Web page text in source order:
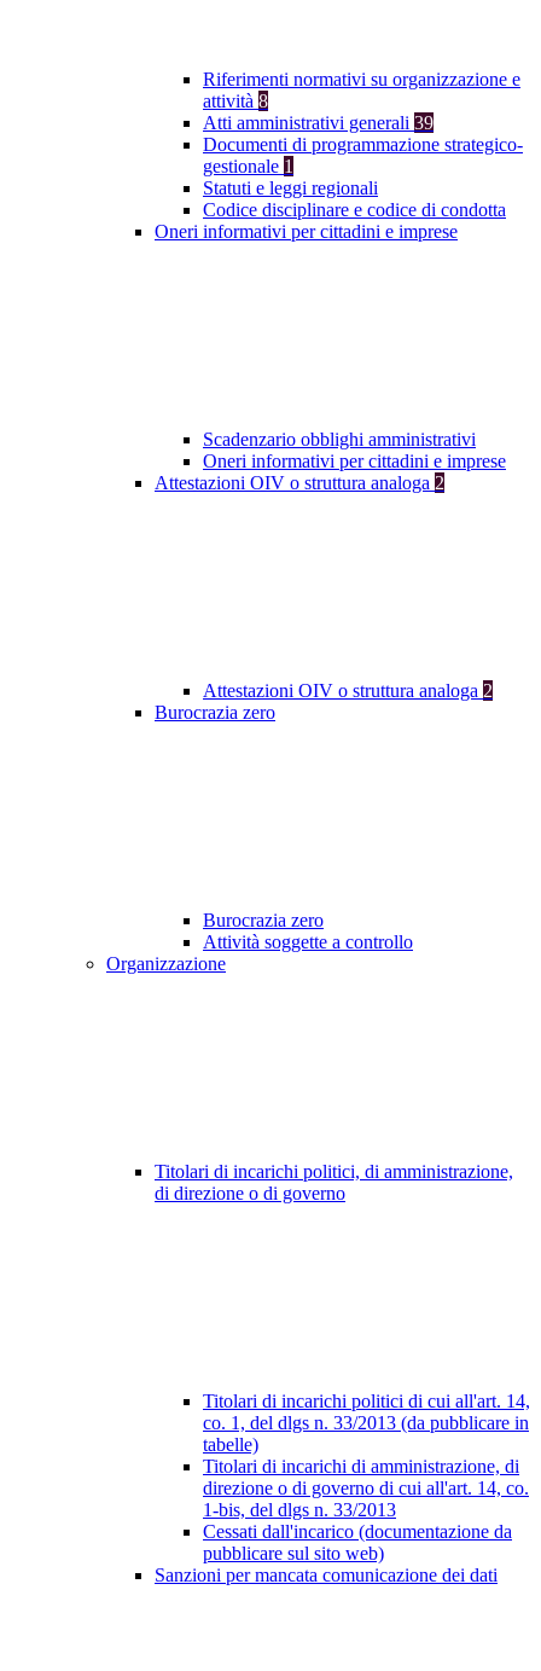
Riferimenti normativi su organizzazione e
attività 8
Atti amministrativi generali 39
Documenti di programmazione strategico-
gestionale 1
Statuti e leggi regionali
Codice disciplinare e codice di condotta
Oneri informativi per cittadini e imprese
Scadenzario obblighi amministrativi
Oneri informativi per cittadini e imprese
Attestazioni OIV o struttura analoga 2
Attestazioni OIV o struttura analoga 2
Burocrazia zero
Burocrazia zero
Attività soggette a controllo
Organizzazione
Titolari di incarichi politici, di amministrazione,
di direzione o di governo
Titolari di incarichi politici di cui all'art. 14,
co. 1, del dlgs n. 33/2013 (da pubblicare in
tabelle)
Titolari di incarichi di amministrazione, di
direzione o di governo di cui all'art. 14, co.
1-bis, del dlgs n. 33/2013
Cessati dall'incarico (documentazione da
pubblicare sul sito web)
Sanzioni per mancata comunicazione dei dati